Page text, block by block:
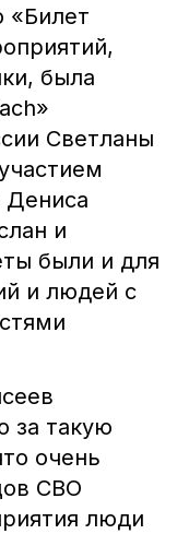
«Билет
была
Светланы
Дениса
и
были и для
и людей с
за такую
очень
СВО
люди